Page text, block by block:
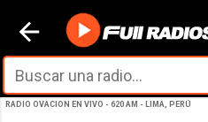
Ir al
RADIO OVACION EN VIVO - 620 AM - LIMA, PERÚ